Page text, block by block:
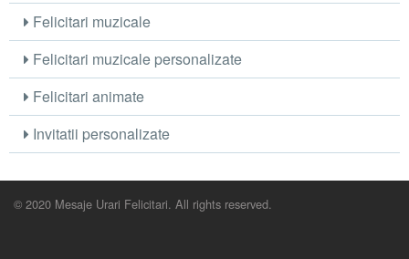
Felicitari muzicale
Felicitari muzicale personalizate
Felicitari animate
Invitatii personalizate
© 2020 Mesaje Urari Felicitari. All rights reserved.